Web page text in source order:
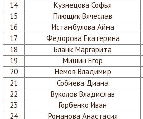
14
Кузнецова Софья
15
Плющик Вячеслав
16
Истамбулова Айна
17
Федорова Екатерина
18
Бланк Маргарита
19
Мишин Егор
20
Немов Владимир
21
Собиева Диана
22
Вуколов Владислав
23
Горбенко Иван
24
Романова Анастасия